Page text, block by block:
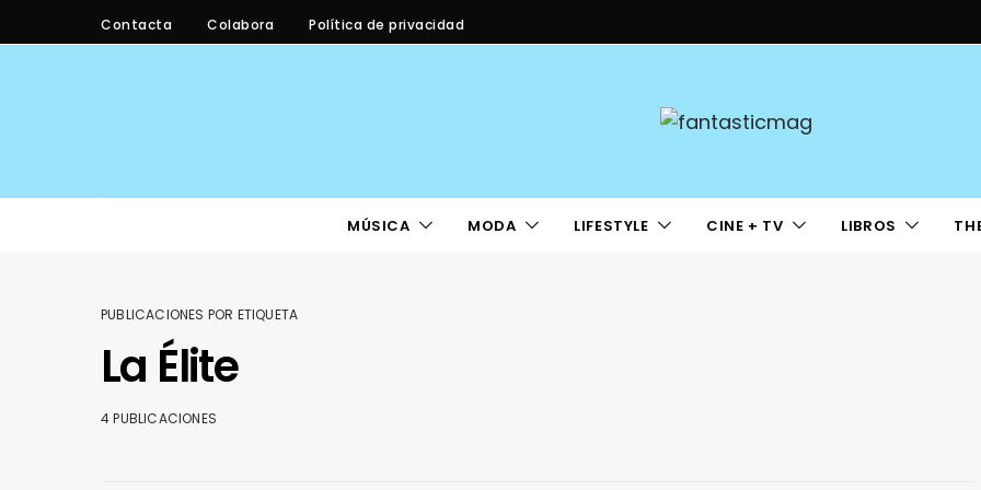
Contacta Colabora Política de privacidad
MÚSICA MODA LIFESTYLE CINE + TV LIBROS
PUBLICACIONES POR ETIQUETA
La Élite
4 PUBLICACIONES